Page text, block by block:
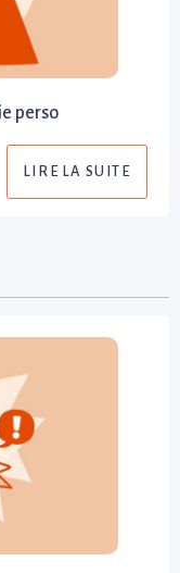
perso
LIRE LA SUITE